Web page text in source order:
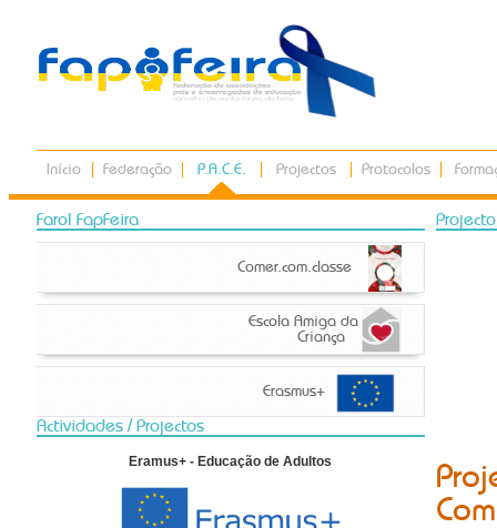
Início Federação P.A.C.E. Projectos Protocolos
Farol FapFeira
Comer.com.classe
Escola Amiga da
Criança
Erasmus+
Actividades / Projectos
Eramus+ - Educação de Adultos